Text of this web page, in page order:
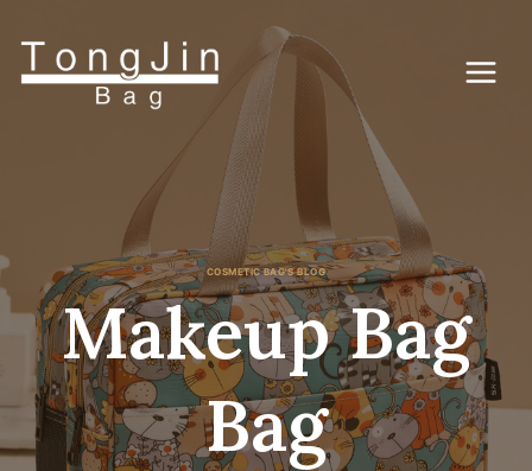
COSMETIC BAG'S BLOG
Makeup Bag
Bag